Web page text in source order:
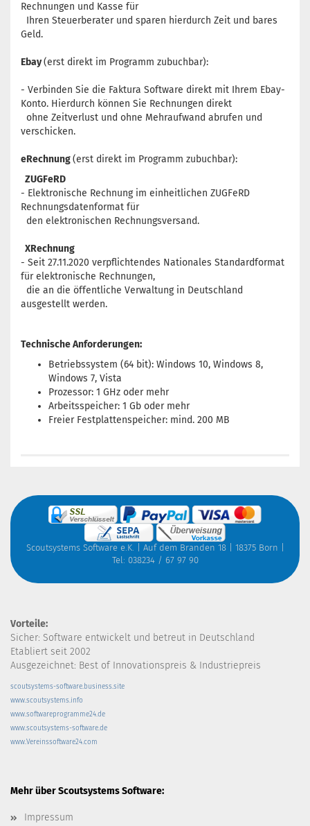
Rechnungen und Kasse für
Ihren Steuerberater und sparen hierdurch Zeit und bares
Geld.
Ebay(erst direkt im Programm zubuchbar):
- Verbinden Sie die Faktura Software direkt mit Ihrem Ebay-
Konto. Hierdurch können Sie Rechnungen direkt
ohne Zeitverlust und ohne Mehraufwand abrufen und
verschicken.
eRechnung(erst direkt im Programm zubuchbar):
ZUGFeRD
- Elektronische Rechnung im einheitlichen ZUGFeRD
Rechnungsdatenformat für
den elektronischen Rechnungsversand.
XRechnung
- Seit 27.11.2020 verpflichtendes Nationales Standardformat
für elektronische Rechnungen,
die an die öffentliche Verwaltung in Deutschland
ausgestellt werden.
Technische Anforderungen:
Betriebssystem (64 bit): Windows 10, Windows 8,
Windows 7, Vista
Prozessor: 1 GHz oder mehr
Arbeitsspeicher: 1 Gb oder mehr
Freier Festplattenspeicher: mind. 200 MB
Scoutsystems Software e.K. | Auf dem Branden 18 | 18375 Born |
Tel: 038234 / 67 97 90
Vorteile:
Sicher: Software entwickelt und betreut in Deutschland
Etabliert seit 2002
Ausgezeichnet: Best of Innovationspreis & Industriepreis
scoutsystems-software.business.site
www.scoutsystems.info
www.softwareprogramme24.de
www.scoutsystems-software.de
www.Vereinssoftware24.com
Mehr über Scoutsystems Software:
Impressum